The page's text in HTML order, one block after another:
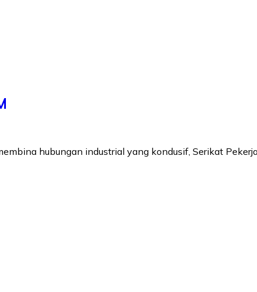
hubungan industrial yang kondusif, Serikat Pekerja